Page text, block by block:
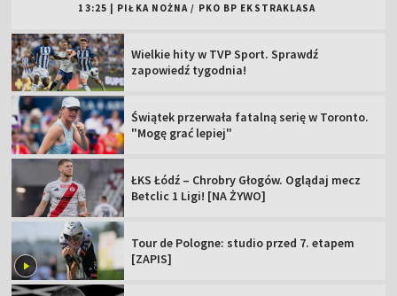
13:25 | PIŁKA NOŻNA / PKO BP EKSTRAKLASA
Wielkie hity w TVP Sport. Sprawdź
zapowiedź tygodnia!
Świątek przerwała fatalną serię w Toronto.
"Mogę grać lepiej"
ŁKS Łódź – Chrobry Głogów. Oglądaj mecz
Betclic 1 Ligi! [NA ŻYWO]
Tour de Pologne: studio przed 7. etapem
[ZAPIS]